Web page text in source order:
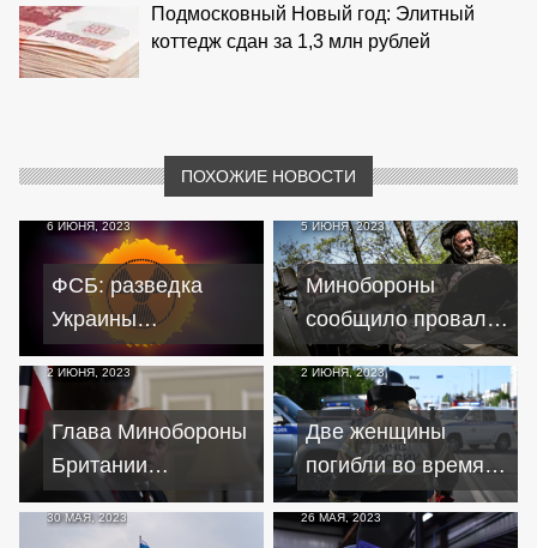
Подмосковный Новый год: Элитный
коттедж сдан за 1,3 млн рублей
ПОХОЖИЕ НОВОСТИ
6 ИЮНЯ, 2023
ФСБ: разведка
Украины
планировала
совершить теракт с
"грязной бомбой"
5 ИЮНЯ, 2023
Минобороны
сообщило провале
крупномасштабного
наступления ВСУ
2 ИЮНЯ, 2023
Глава Минобороны
Британии
предположил, что
Украина захватит
2 ИЮНЯ, 2023
Две женщины
погибли во время
обстрела ВСУ
Шебекинского
30 МАЯ, 2023 26 МАЯ, 2023